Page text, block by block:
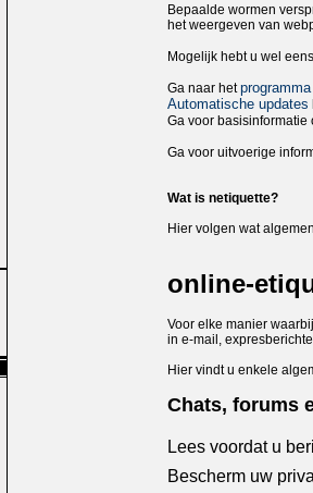
Bepaalde wormen
het weergeven van
Mogelijk hebt u wel
Ga naar het
Automatische updates
Ga voor
Ga voor uitvoerige
Wat is netiquette?
Hier volgen wat
online-
Voor elke manier
in e-mail,
Hier vindt u enkele
Chats, forums
Lees voordat u
Bescherm uw